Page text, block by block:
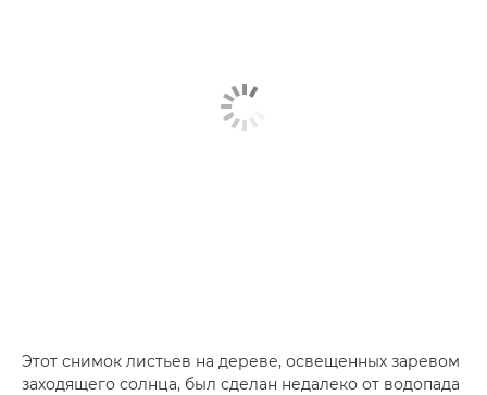
Этот снимок листьев на дереве, освещенных заревом
заходящего солнца, был сделан недалеко от водопада